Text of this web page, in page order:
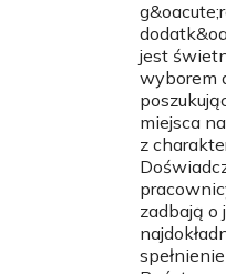
jest
wyborem
miejsca
z
zadbają o
spełnienie